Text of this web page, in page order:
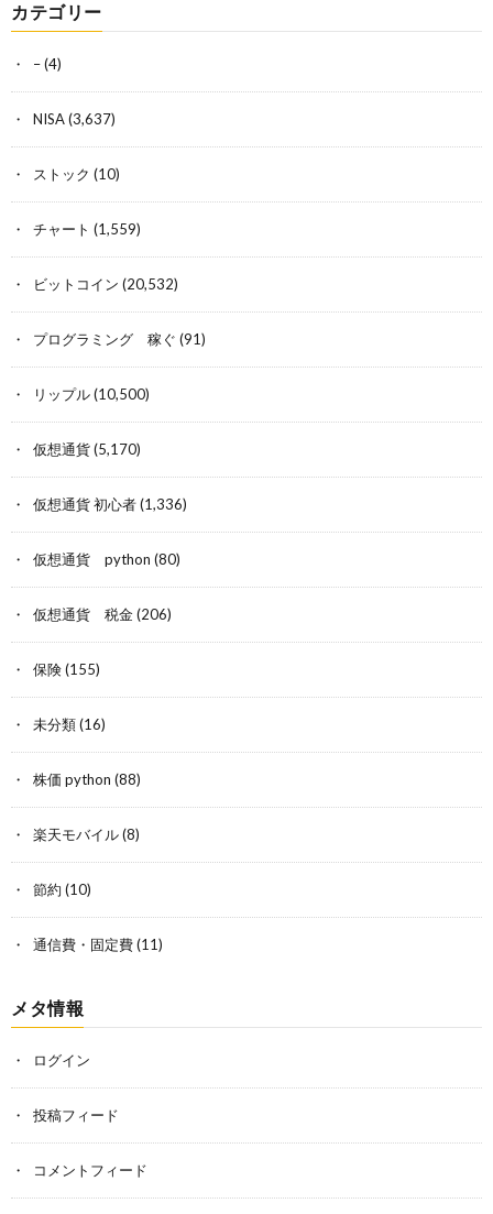
カテゴリー
–(4)
NISA(3,637)
ストック (10)
チャート (1,559)
ビットコイン (20,532)
プログラミング 稼ぐ (91)
リップル(10,500)
仮想通貨(5,170)
仮想通貨 初心者(1,336)
仮想通貨 python (80)
仮想通貨 税金(206)
保険(155)
未分類(16)
株価 python (88)
楽天モバイル(8)
節約 (10)
通信費・固定費(11)
メタ情報
ログイン
投稿フィード
コメントフィード